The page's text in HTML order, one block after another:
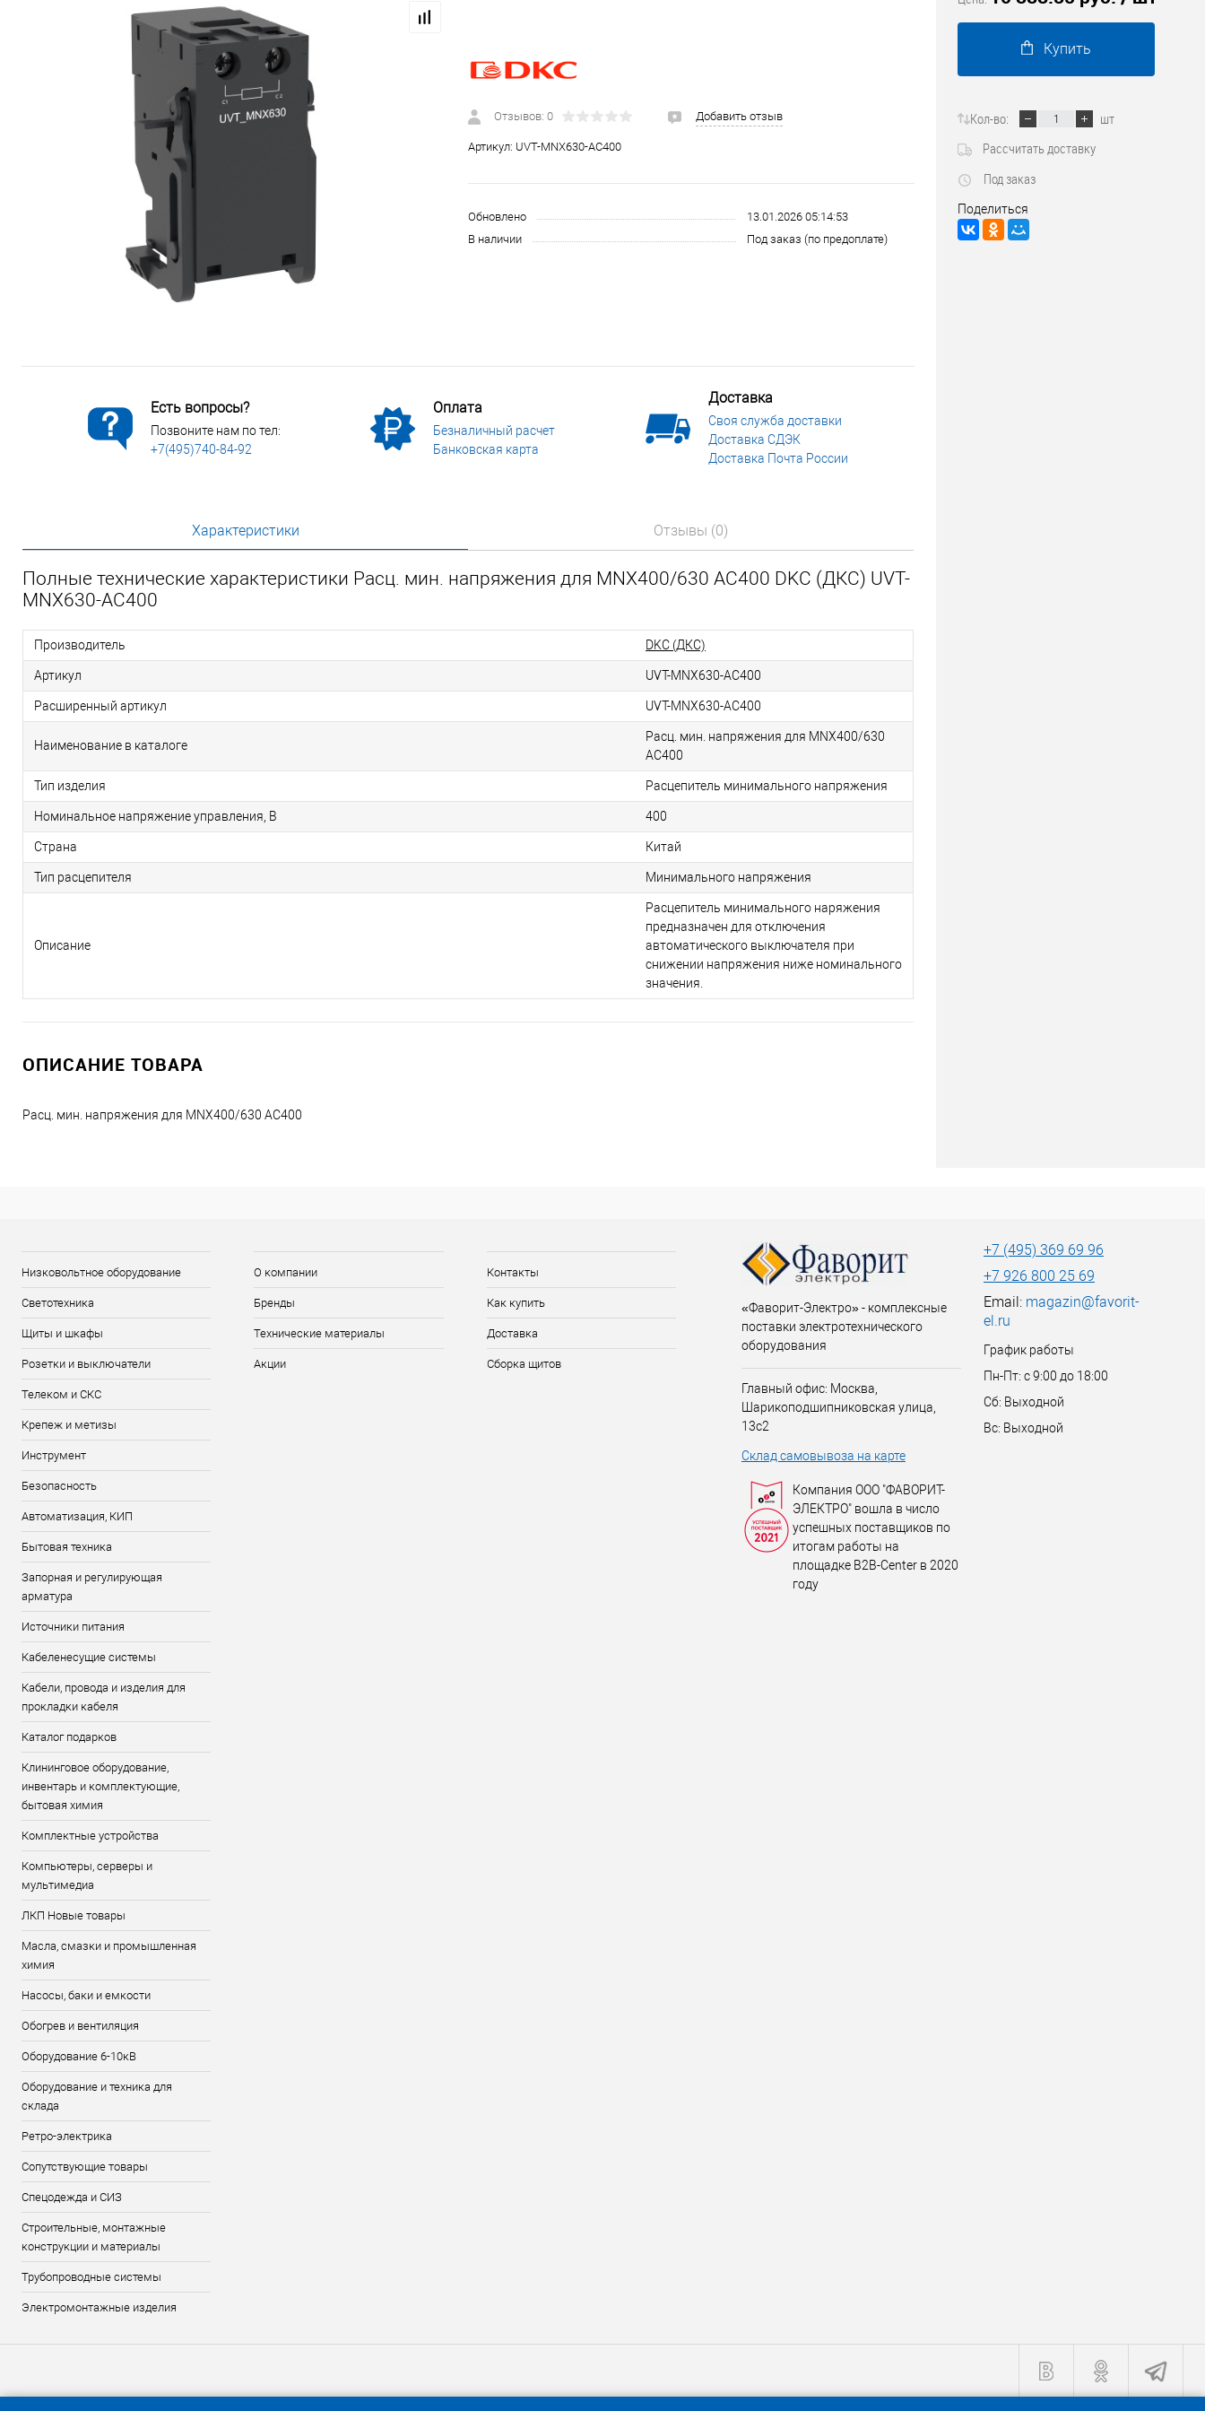
Сопутствующие товары Спецодежда и СИЗ
Электромонтажные изделия
Отзывов: 0 Добавить отзыв
Артикул: UVT-MNX630-AC400
Обновлено
13.01.2026 05:14:53
В наличии
Под заказ (по предоплате)
Есть вопросы?
Позвоните нам по тел:
+7(495)740-84-92
Оплата
Безналичный расчет
Банковская карта
Доставка
Своя служба доставки
Доставка СДЭК
Доставка Почта России
Характеристики Отзывы (0)
Полные технические характеристики Расц. мин. напряжения для MNX400/630 AC400 DKC (ДКС) UVT-
MNX630-AC400
Производитель DKC (ДКС)
Артикул UVT-MNX630-AC400
Расширенный артикул UVT-MNX630-AC400
Наименование в каталоге
Расц. мин. напряжения для MNX400/630
AC400
Тип изделия Расцепитель минимального напряжения
Номинальное напряжение управления, В 400
Страна Китай
Тип расцепителя Минимального напряжения
Описание
Расцепитель минимального наряжения
предназначен для отключения
автоматического выключателя при
снижении напряжения ниже номинального
значения.
ОПИСАНИЕ ТОВАРА
Расц. мин. напряжения для MNX400/630 AC400
Купить
Кол-во:
шт
Рассчитать доставку
Под заказ
Поделиться
Низковольтное оборудование
Светотехника
Щиты и шкафы
Розетки и выключатели
Телеком и СКС
Крепеж и метизы
Инструмент
Безопасность
Автоматизация, КИП
Бытовая техника
Запорная и регулирующая
арматура
Источники питания
Кабеленесущие системы
Кабели, провода и изделия для
прокладки кабеля
Каталог подарков
Клининговое оборудование,
инвентарь и комплектующие,
бытовая химия
Комплектные устройства
Компьютеры, серверы и
мультимедиа
ЛКП Новые товары
Масла, смазки и промышленная
химия
Насосы, баки и емкости
Обогрев и вентиляция
Оборудование 6-10кВ
Оборудование и техника для
склада
Ретро-электрика
Сопутствующие товары
Спецодежда и СИЗ
Строительные, монтажные
конструкции и материалы
Трубопроводные системы
Электромонтажные изделия
О компании
Бренды
Технические материалы
Акции
Контакты
Как купить
Доставка
Сборка щитов
«Фаворит-Электро» - комплексные
поставки электротехнического
оборудования
Главный офис: Москва,
Шарикоподшипниковская улица,
13с2
Склад самовывоза на карте
Компания ООО "ФАВОРИТ-
ЭЛЕКТРО" вошла в число
успешных поставщиков по
итогам работы на
площадке B2B-Center в 2020
году
+7 (495) 369 69 96
+7 926 800 25 69
Email: magazin@favorit-
el.ru
График работы
Пн-Пт: с 9:00 до 18:00
Сб: Выходной
Вс: Выходной